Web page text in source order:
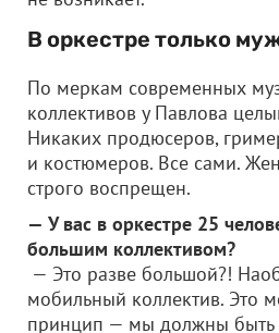
В оркестре только
По меркам современных
коллективов у Павлова
Никаких продюсеров,
и костюмеров. Все сами.
строго воспрещен.
— У вас в оркестре 25
большим коллективом?
— Это разве большой?!
мобильный коллектив. Это
принцип — мы должны быть